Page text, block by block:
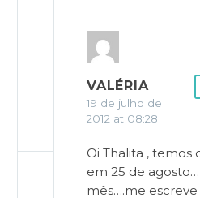
VALÉRIA
19 de julho de
2012 at 08:28
Oi Thalita , temos
em 25 de
mês….me